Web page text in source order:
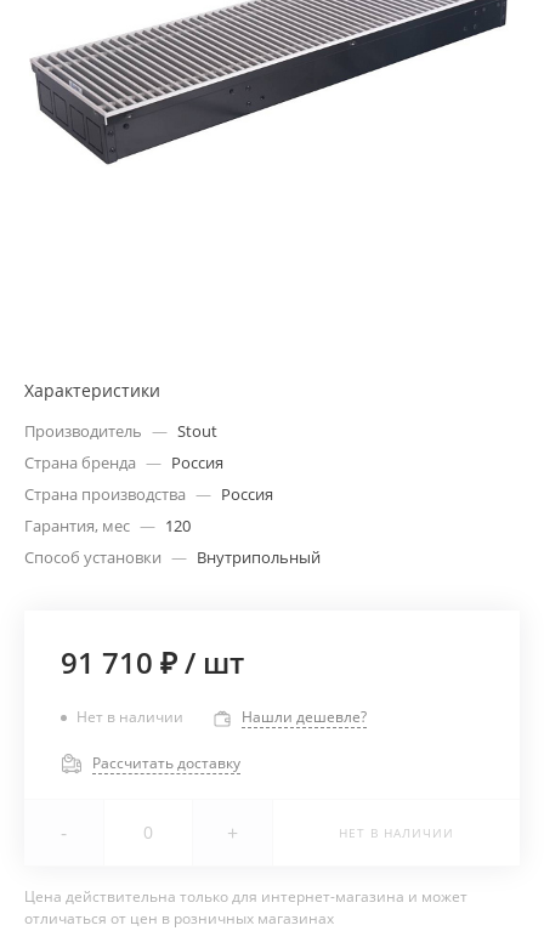
Характеристики
Производитель — Stout
Страна бренда — Россия
Страна производства — Россия
Гарантия, мес — 120
Способ установки — Внутрипольный
91 710 ₽/ шт
Нет в наличии Нашли дешевле?
Рассчитать доставку
- + НЕТ В НАЛИЧИИ
Цена действительна только для интернет-магазина и может
отличаться от цен в розничных магазинах